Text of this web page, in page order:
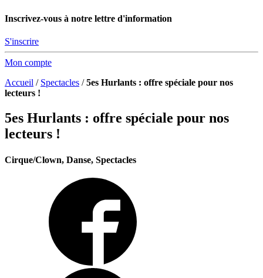
Inscrivez-vous à notre lettre d'information
S'inscrire
Mon compte
Accueil / Spectacles /5es Hurlants : offre spéciale pour nos
lecteurs !
5es Hurlants : offre spéciale pour nos
lecteurs !
Cirque/Clown, Danse, Spectacles